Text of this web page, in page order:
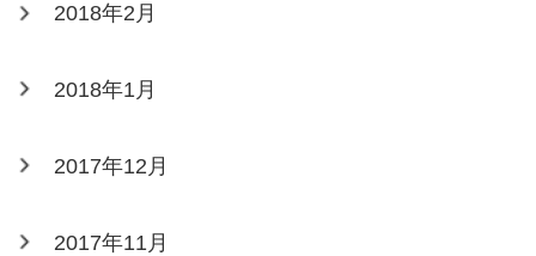
2018年2月
2018年1月
2017年12月
2017年11月